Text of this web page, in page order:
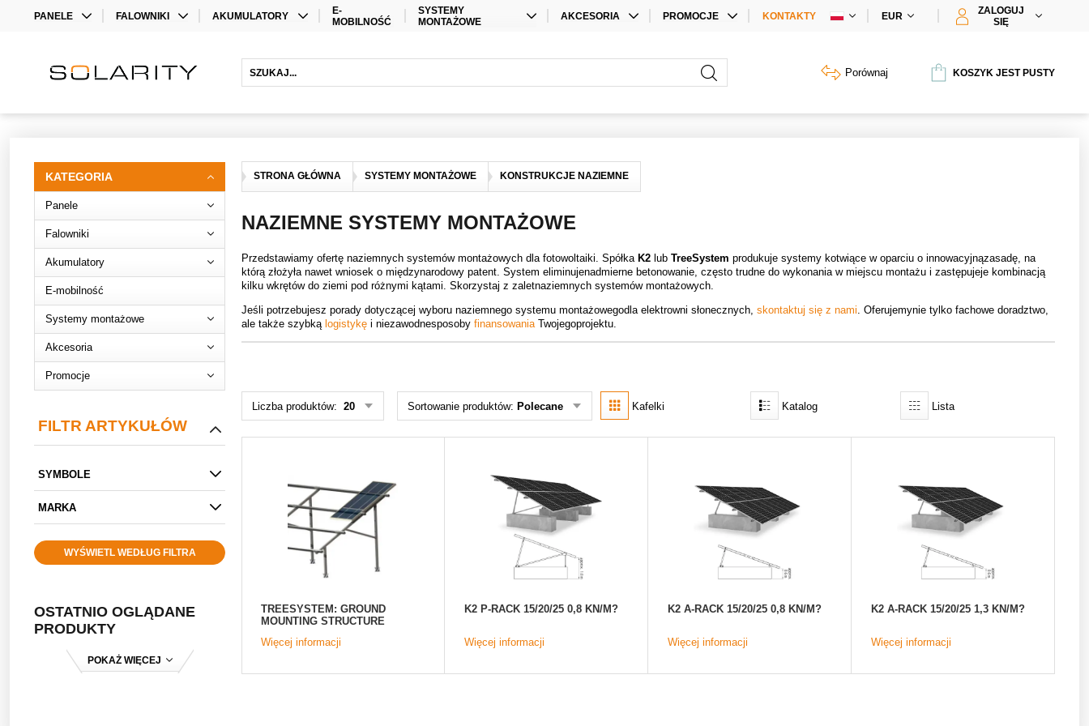
PANELE
PANELE BIFACIAL
FALOWNIKI
OPTYMALIZATORY
PRZEDŁUŻENIE GWARANCJI
AKUMULATORY
AKUMULATORY OŁOWIOWE
E-
MOBILNOŚĆ
SYSTEMY
MONTAŻOWE
AKCESORIA
AKUMULATORÓW
AKCESORIA DO
DLA FOTOWOLTAIKI
ZŁĄCZKI SOLARNE
INNE AKCESORIA
PROMOCJE
ZESTAWY
KONTAKTY EUR
ZALOGUJ
SIĘ
Porównaj KOSZYK JEST PUSTY
STRONA GŁÓWNA SYSTEMY MONTAŻOWE KONSTRUKCJE NAZIEMNE
NAZIEMNE SYSTEMY MONTAŻOWE
Przedstawiamy ofertę naziemnych systemów montażowych dla fotowoltaiki. Spółka K2 lub TreeSystem produkuje systemy kotwiące w oparciu o innowacyjnązasadę, na
którą złożyła nawet wniosek o międzynarodowy patent. System eliminujenadmierne betonowanie, często trudne do wykonania w miejscu montażu i zastępujeje kombinacją
kilku wkrętów do ziemi pod różnymi kątami. Skorzystaj z zaletnaziemnych systemów montażowych.
Jeśli potrzebujesz porady dotyczącej wyboru naziemnego systemu montażowegodla elektrowni słonecznych, skontaktuj się z nami. Oferujemynie tylko fachowe doradztwo,
ale także szybką logistykę i niezawodnesposoby finansowaniaTwojegoprojektu.
Liczba produktów: 20 Sortowanie produktów: Polecane Kafelki Katalog Lista
TREESYSTEM: GROUND
MOUNTING STRUCTURE
Więcej informacji
K2 P-RACK 15/20/25 0,8 KN/M?
Więcej informacji
K2 A-RACK 15/20/25 0,8 KN/M?
Więcej informacji
K2 A-RACK 15/20/25 1,3 KN/M?
Więcej informacji
KATEGORIA
Panele
Falowniki
Akumulatory
E-mobilność
Systemy montażowe
Akcesoria
Promocje
FILTR ARTYKUŁÓW
SYMBOLE
MARKA
WYŚWIETL WEDŁUG FILTRA
OSTATNIO OGLĄDANE
PRODUKTY
POKAŻ WIĘCEJ